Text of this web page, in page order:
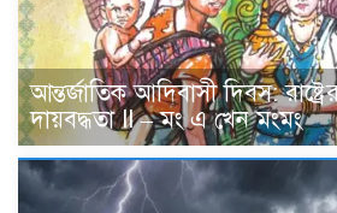
আন্তর্জাতিক আদিবাসী দিবস:
দায়বদ্ধতা II – মং এ খেন মংমং